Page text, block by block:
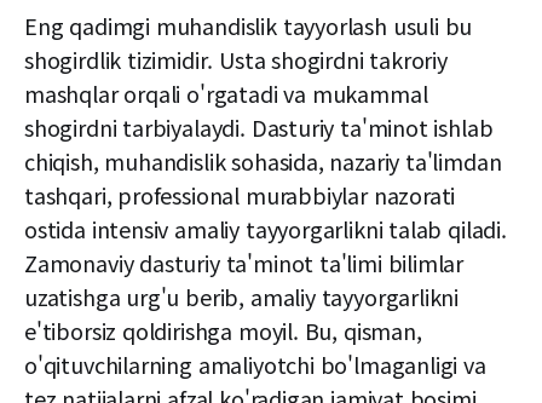
Eng qadimgi muhandislik tayyorlash usuli bu
shogirdlik tizimidir. Usta shogirdni takroriy
mashqlar orqali o'rgatadi va mukammal
shogirdni tarbiyalaydi. Dasturiy ta'minot ishlab
chiqish, muhandislik sohasida, nazariy ta'limdan
tashqari, professional murabbiylar nazorati
ostida intensiv amaliy tayyorgarlikni talab qiladi.
Zamonaviy dasturiy ta'minot ta'limi bilimlar
uzatishga urg'u berib, amaliy tayyorgarlikni
e'tiborsiz qoldirishga moyil. Bu, qisman,
o'qituvchilarning amaliyotchi bo'lmaganligi va